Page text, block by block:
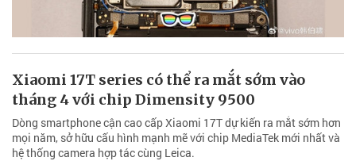
Xiaomi 17T series có thể ra mắt sớm vào
tháng 4 với chip Dimensity 9500
Dòng smartphone cận cao cấp Xiaomi 17T dự kiến ra mắt sớm hơn
mọi năm, sở hữu cấu hình mạnh mẽ với chip MediaTek mới nhất và
hệ thống camera hợp tác cùng Leica.